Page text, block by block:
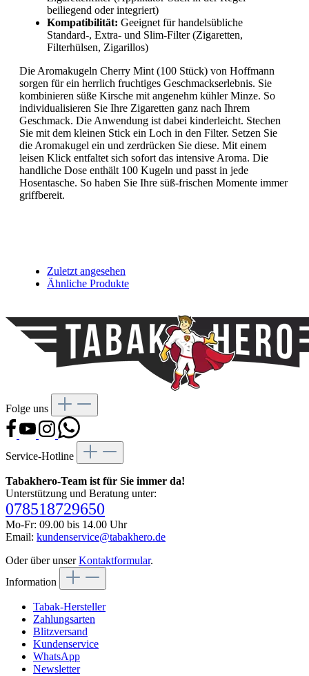
beiliegend oder integriert)
Kompatibilität: Geeignet für handelsübliche
Standard-, Extra- und Slim-Filter (Zigaretten,
Filterhülsen, Zigarillos)
DieAromakugeln Cherry Mint (100 Stück) von Hoffmann
sorgen für ein herrlich fruchtiges Geschmackserlebnis. Sie
kombinieren süße Kirsche mit angenehm kühler Minze. So
individualisieren Sie Ihre Zigaretten ganz nach Ihrem
Geschmack. Die Anwendung ist dabei kinderleicht. Stechen
Sie mit dem kleinen Stick ein Loch in den Filter. Setzen Sie
die Aromakugel ein und zerdrücken Sie diese. Mit einem
leisen Klick entfaltet sich sofort das intensive Aroma. Die
handliche Dose enthält 100 Kugeln und passt in jede
Hosentasche. So haben Sie Ihre süß-frischen Momente immer
griffbereit.
Zuletzt angesehen
Ähnliche Produkte
Folge uns
Service-Hotline
Tabakhero-Team ist für Sie immer da!
Unterstützung und Beratung unter:
078518729650
Mo-Fr: 09.00 bis 14.00 Uhr
Email: kundenservice@tabakhero.de
Oder über unserKontaktformular.
Information
Tabak-Hersteller
Zahlungsarten
Blitzversand
Kundenservice
WhatsApp
Newsletter